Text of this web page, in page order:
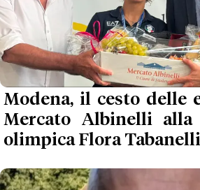
Modena, il cesto delle
Mercato Albinelli alla
olimpica Flora Tabanelli